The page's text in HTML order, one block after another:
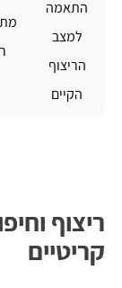
התאמה
למצב
הריצוף
הקיים
ריצוף
קריטיים